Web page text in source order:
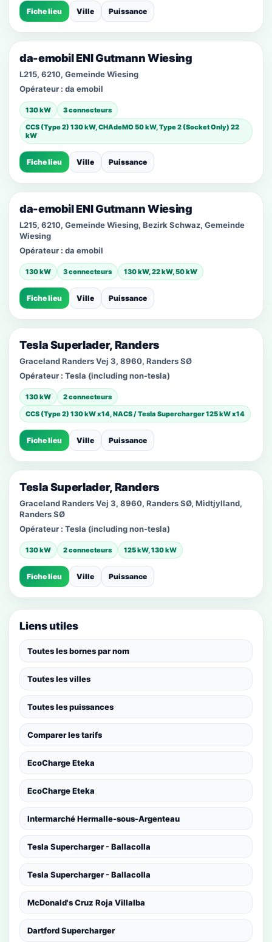
Fiche lieu Ville Puissance
da-emobil ENI Gutmann Wiesing
L215, 6210, Gemeinde Wiesing
Opérateur : da emobil
130 kW
3 connecteurs
CCS (Type 2) 130 kW, CHAdeMO 50 kW, Type 2 (Socket Only) 22
kW
Fiche lieu Ville Puissance
da-emobil ENI Gutmann Wiesing
L215, 6210, Gemeinde Wiesing, Bezirk Schwaz, Gemeinde
Wiesing
Opérateur : da emobil
130 kW 3 connecteurs 130 kW, 22 kW, 50 kW
Fiche lieu Ville Puissance
Tesla Superlader, Randers
Graceland Randers Vej 3, 8960, Randers SØ
Opérateur : Tesla (including non-tesla)
130 kW
2 connecteurs
CCS (Type 2) 130 kW x14, NACS / Tesla Supercharger 125 kW x14
Fiche lieu Ville Puissance
Tesla Superlader, Randers
Graceland Randers Vej 3, 8960, Randers SØ, Midtjylland,
Randers SØ
Opérateur : Tesla (including non-tesla)
130 kW 2 connecteurs 125 kW, 130 kW
Fiche lieu Ville Puissance
Liens utiles
Toutes les bornes par nom
Toutes les villes
Toutes les puissances
Comparer les tarifs
EcoCharge Eteka
EcoCharge Eteka
Intermarché Hermalle-sous-Argenteau
Tesla Supercharger - Ballacolla
Tesla Supercharger - Ballacolla
McDonald's Cruz Roja Villalba
Dartford Supercharger